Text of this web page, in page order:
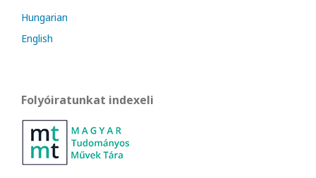
Hungarian
English
Folyóiratunkat indexeli